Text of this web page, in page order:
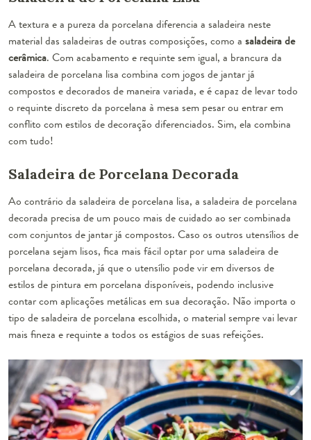
A textura e a pureza da porcelana diferencia a saladeira neste
material das saladeiras de outras composições, como a saladeira de
cerâmica. Com acabamento e requinte sem igual, a brancura da
saladeira de porcelana lisa combina com jogos de jantar já
compostos e decorados de maneira variada, e é capaz de levar todo
o requinte discreto da porcelana à mesa sem pesar ou entrar em
conflito com estilos de decoração diferenciados. Sim, ela combina
com tudo!
Saladeira de Porcelana Decorada
Ao contrário da saladeira de porcelana lisa, a saladeira de porcelana
decorada precisa de um pouco mais de cuidado ao ser combinada
com conjuntos de jantar já compostos. Caso os outros utensílios de
porcelana sejam lisos, fica mais fácil optar por uma saladeira de
porcelana decorada, já que o utensílio pode vir em diversos de
estilos de pintura em porcelana disponíveis, podendo inclusive
contar com aplicações metálicas em sua decoração. Não importa o
tipo de saladeira de porcelana escolhida, o material sempre vai levar
mais fineza e requinte a todos os estágios de suas refeições.